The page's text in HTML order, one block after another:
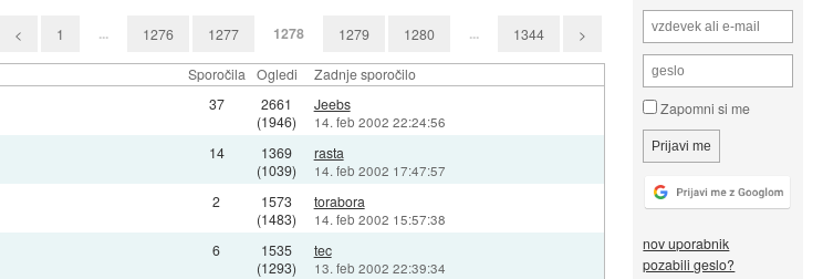
Zapomni si me
nov uporabnik
pozabili geslo?
< 1 ... 1276 1277 1278 1279 1280 ... 1344 >
Sporočila Ogledi Zadnje sporočilo
37
2661
(1946)
Jeebs
14. feb 2002 22:24:56
14
1369
(1039)
rasta
14. feb 2002 17:47:57
2
1573
(1483)
torabora
14. feb 2002 15:57:38
6
1535
(1293)
tec
13. feb 2002 22:39:34